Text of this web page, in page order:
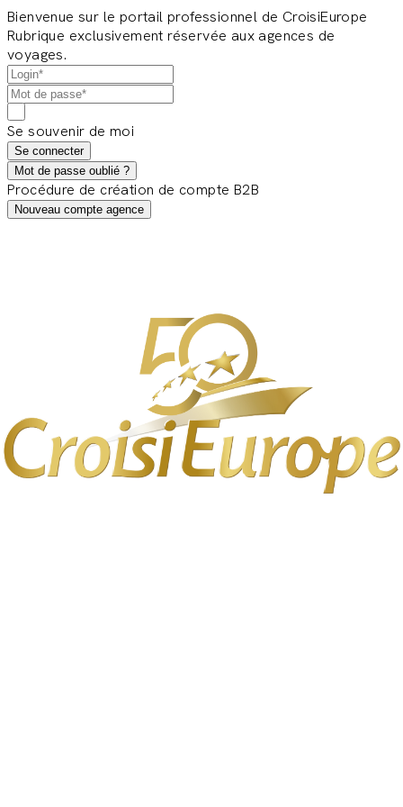
Bienvenue sur le portail professionnel de CroisiEurope
Rubrique exclusivement réservée aux agences de
voyages.
Se souvenir de moi
Se connecter
Mot de passe oublié ?
Procédure de création de compte B2B
Nouveau compte agence